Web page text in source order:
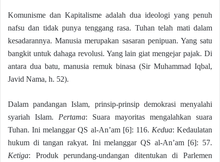
Komunisme dan Kapitalisme adalah dua ideologi yang penuh
nafsu dan tidak punya tenggang rasa. Tuhan telah mati dalam
kesadarannya. Manusia merupakan sasaran penipuan. Yang satu
bangkit untuk dahaga revolusi. Yang lain giat mengejar pajak. Di
antara dua batu, manusia remuk binasa (Sir Muhammad Iqbal,
Javid Nama, h. 52).
Dalam pandangan Islam, prinsip-prinsip demokrasi menyalahi
syariah Islam. Pertama: Suara mayoritas mengalahkan suara
Tuhan. Ini melanggar QS al-An’am [6]: 116. Kedua: Kedaulatan
hukum di tangan rakyat. Ini melanggar QS al-An’am [6]: 57.
Ketiga: Produk perundang-undangan ditentukan di Parlemen